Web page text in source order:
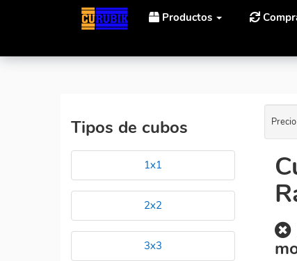
Productos
Cubos Rubik MF8 MF8 estrella de Eitan
Tipos de cubos
1x1
2x2
3x3